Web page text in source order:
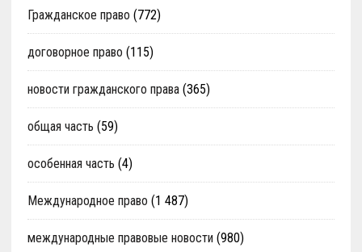
Гражданское право (772)
договорное право (115)
новости гражданского права(365)
общая часть (59)
особенная часть (4)
Международное право (1 487)
международные правовые новости (980)